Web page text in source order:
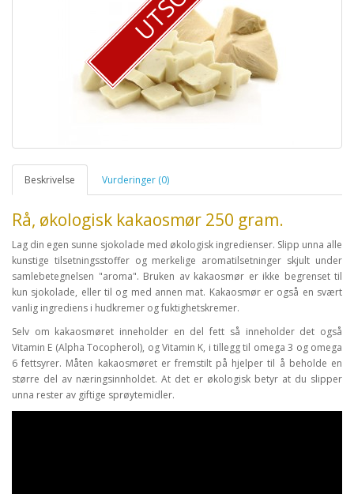
Beskrivelse Vurderinger (0)
Rå, økologisk kakaosmør 250 gram.
Lag din egen sunne sjokolade med økologisk ingredienser. Slipp unna alle
kunstige tilsetningsstoffer og merkelige aromatilsetninger skjult under
samlebetegnelsen "aroma". Bruken av kakaosmør er ikke begrenset til
kun sjokolade, eller til og med annen mat. Kakaosmør er også en svært
vanlig ingrediens i hudkremer og fuktighetskremer.
Selv om kakaosmøret inneholder en del fett så inneholder det også
Vitamin E (Alpha Tocopherol), og Vitamin K, i tillegg til omega 3 og omega
6 fettsyrer. Måten kakaosmøret er fremstilt på hjelper til å beholde en
større del av næringsinnholdet. At det er økologisk betyr at du slipper
unna rester av giftige sprøytemidler.